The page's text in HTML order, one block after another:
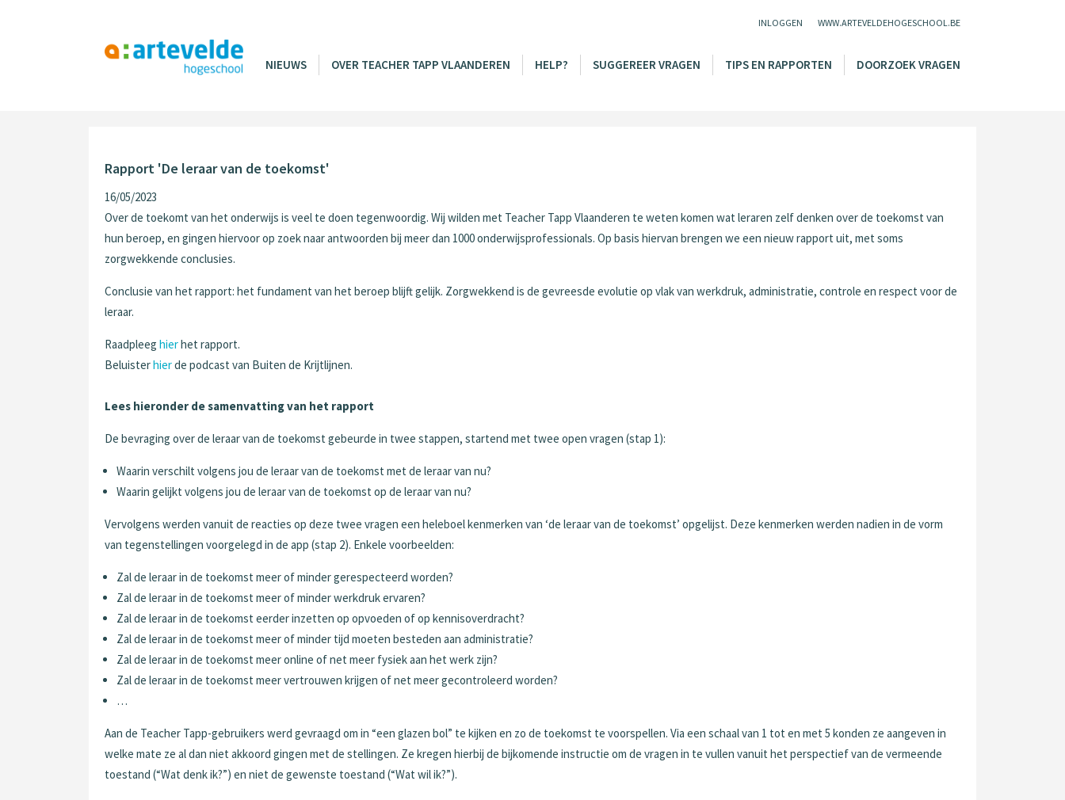
INLOGGEN WWW.ARTEVELDEHOGESCHOOL.BE
NIEUWS OVER TEACHER TAPP VLAANDEREN HELP? SUGGEREER VRAGEN TIPS EN RAPPORTEN DOORZOEK VRAGEN
Rapport 'De leraar van de toekomst'
16/05/2023
Over de toekomt van het onderwijs is veel te doen tegenwoordig. Wij wilden met Teacher Tapp Vlaanderen te weten komen wat leraren zelf denken over de toekomst van
hun beroep, en gingen hiervoor op zoek naar antwoorden bij meer dan 1000 onderwijsprofessionals. Op basis hiervan brengen we een nieuw rapport uit, met soms
zorgwekkende conclusies.
Conclusie van het rapport: het fundament van het beroep blijft gelijk. Zorgwekkend is de gevreesde evolutie op vlak van werkdruk, administratie, controle en respect voor de
leraar.
Raadpleeg hierhet rapport.
Beluisterhierde podcast van Buiten de Krijtlijnen.
Lees hieronder de samenvatting van het rapport
De bevraging over de leraar van de toekomst gebeurde in twee stappen, startend met twee open vragen (stap 1):
Waarin verschilt volgens jou de leraar van de toekomst met de leraar van nu?
Waarin gelijkt volgens jou de leraar van de toekomst op de leraar van nu?
Vervolgens werden vanuit de reacties op deze twee vragen een heleboel kenmerken van ‘de leraar van de toekomst’ opgelijst. Deze kenmerken werden nadien in de vorm
van tegenstellingen voorgelegd in de app (stap 2). Enkele voorbeelden:
Zal de leraar in de toekomst meer of minder gerespecteerd worden?
Zal de leraar in de toekomst meer of minder werkdruk ervaren?
Zal de leraar in de toekomst eerder inzetten op opvoeden of op kennisoverdracht?
Zal de leraar in de toekomst meer of minder tijd moeten besteden aan administratie?
Zal de leraar in de toekomst meer online of net meer fysiek aan het werk zijn?
Zal de leraar in de toekomst meer vertrouwen krijgen of net meer gecontroleerd worden?
…
Aan de Teacher Tapp-gebruikers werd gevraagd om in “een glazen bol” te kijken en zo de toekomst te voorspellen. Via een schaal van 1 tot en met 5 konden ze aangeven in
welke mate ze al dan niet akkoord gingen met de stellingen. Ze kregen hierbij de bijkomende instructie om de vragen in te vullen vanuit het perspectief van de vermeende
toestand (“Wat denk ik?”) en niet de gewenste toestand (“Wat wil ik?”).